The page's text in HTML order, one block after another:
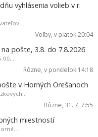
vyhlásenia volieb v r.
Voľby, v piatok 20:04
pošte, 3.8. do 7.8.2026
Rôzne, v pondelok 14:18
v Horných Orešanoch
Rôzne, 31. 7. 7:55
miestností